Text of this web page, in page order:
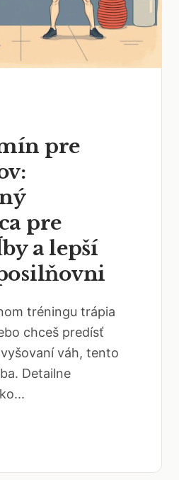
pre
pre
a lepší
tréningu trápia
chceš predísť
váh, tento
Detailne